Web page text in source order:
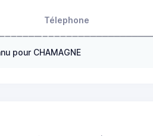
Télephone
pour CHAMAGNE